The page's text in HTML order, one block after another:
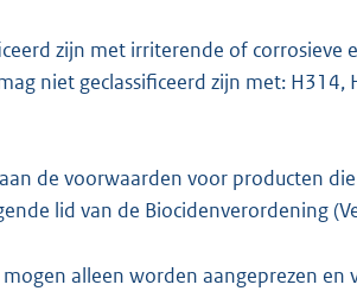
zijn met irriterende of corrosieve
niet geclassificeerd zijn met: H314,
de voorwaarden voor producten
lid van de Biocidenverordening
alleen worden aangeprezen en